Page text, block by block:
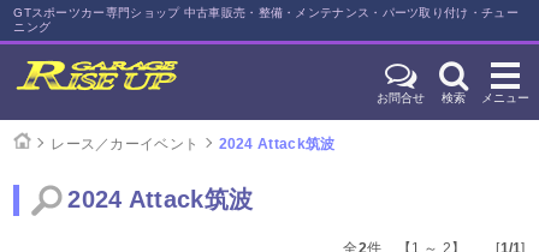
GTスポーツカー専門ショップ 中古車販売・整備・メンテナンス・パーツ取り付け・チュー
ニング
お問合せ 検索 メニュー
レース／カーイベント 2024 Attack筑波
2024 Attack筑波
全2件 【1 ～ 2】 [1/1]